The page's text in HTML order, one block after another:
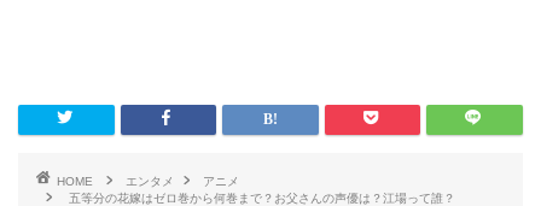
HOME エンタメ
アニメ
五等分の花嫁はゼロ巻から何巻まで？お父さんの声優は？江場って誰？